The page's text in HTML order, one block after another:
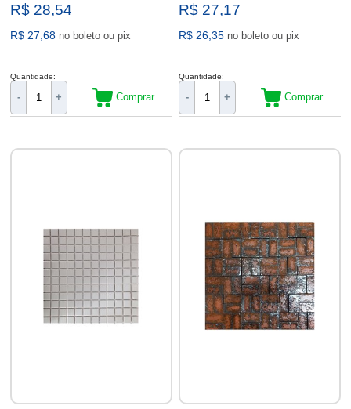
R$ 28,54
R$ 27,68 no boleto ou pix
Quantidade:
- + Comprar
R$ 27,17
R$ 26,35 no boleto ou pix
Quantidade:
- + Comprar